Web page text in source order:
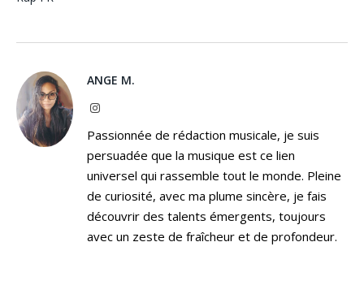
ANGE M.
Instagram
Passionnée de rédaction musicale, je suis
persuadée que la musique est ce lien
universel qui rassemble tout le monde. Pleine
de curiosité, avec ma plume sincère, je fais
découvrir des talents émergents, toujours
avec un zeste de fraîcheur et de profondeur.